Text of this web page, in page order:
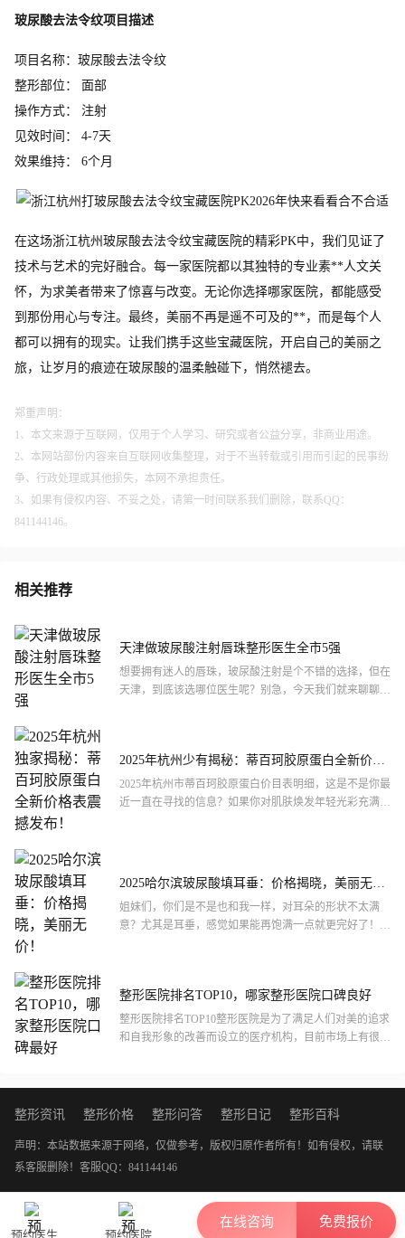
玻尿酸去法令纹项目描述
项目名称：玻尿酸去法令纹
整形部位： 面部
操作方式： 注射
见效时间： 4-7天
效果维持： 6个月
在这场浙江杭州玻尿酸去法令纹宝藏医院的精彩PK中，我们见证了
技术与艺术的完好融合。每一家医院都以其独特的专业素**人文关
怀，为求美者带来了惊喜与改变。无论你选择哪家医院，都能感受
到那份用心与专注。最终，美丽不再是遥不可及的**，而是每个人
都可以拥有的现实。让我们携手这些宝藏医院，开启自己的美丽之
旅，让岁月的痕迹在玻尿酸的温柔触碰下，悄然褪去。
郑重声明：
1、本文来源于互联网，仅用于个人学习、研究或者公益分享，非商业用途。
2、本网站部份内容来自互联网收集整理，对于不当转载或引用而引起的民事纷
争、行政处理或其他损失，本网不承担责任。
3、如果有侵权内容、不妥之处，请第一时间联系我们删除，联系QQ：
841144146。
相关推荐
天津做玻尿酸注射唇珠整形医生全市5强
想要拥有迷人的唇珠，玻尿酸注射是个不错的选择，但在
天津，到底该选哪位医生呢？别急，今天我们就来聊聊天
2025年杭州少有揭秘：蒂百珂胶原蛋白全新价格
表震撼发布！
2025年杭州市蒂百珂胶原蛋白价目表明细，这是不是你最
近一直在寻找的信息？如果你对肌肤焕发年轻光彩充满期
2025哈尔滨玻尿酸填耳垂：价格揭晓，美丽无
价！
姐妹们，你们是不是也和我一样，对耳朵的形状不太满
意？尤其是耳垂，感觉如果能再饱满一点就更完好了！最
整形医院排名TOP10，哪家整形医院口碑良好
整形医院排名TOP10整形医院是为了满足人们对美的追求
和自我形象的改善而设立的医疗机构，目前市场上有很多
整形资讯 整形价格 整形问答 整形日记 整形百科
声明：本站数据来源于网络，仅做参考，版权归原作者所有！如有侵权，请联
系客服删除！ 客服QQ：841144146
预约医生 预约医院
在线咨询 免费报价